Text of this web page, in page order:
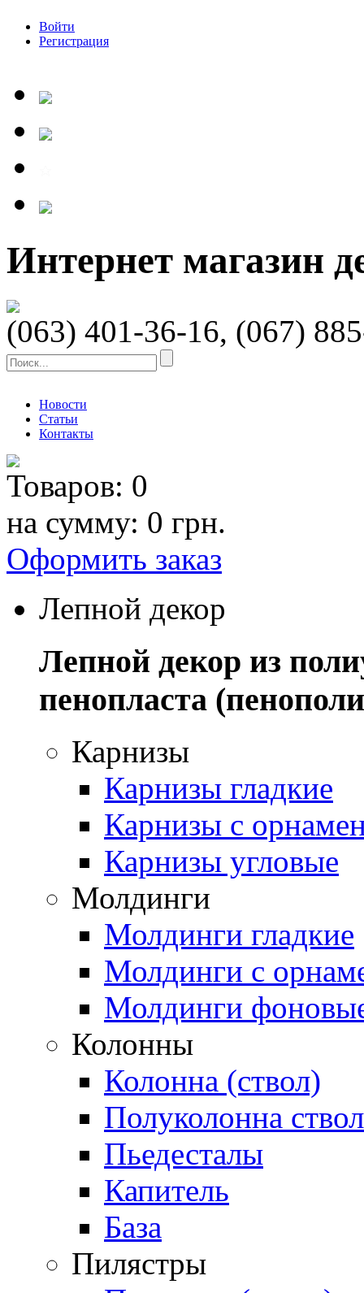
Войти
Регистрация
Интернет магазин
(063) 401-36-16, (067)
Новости
Статьи
Контакты
Товаров: 0
на сумму: 0 грн.
Оформить заказ
Лепной декор
Лепной декор из
пенопласта
Карнизы
Карнизы гладкие
Карнизы с
Карнизы угловые
Молдинги
Молдинги гладкие
Молдинги с
Молдинги
Колонны
Колонна (ствол)
Полуколонна ствол
Пьедесталы
Капитель
База
Пилястры